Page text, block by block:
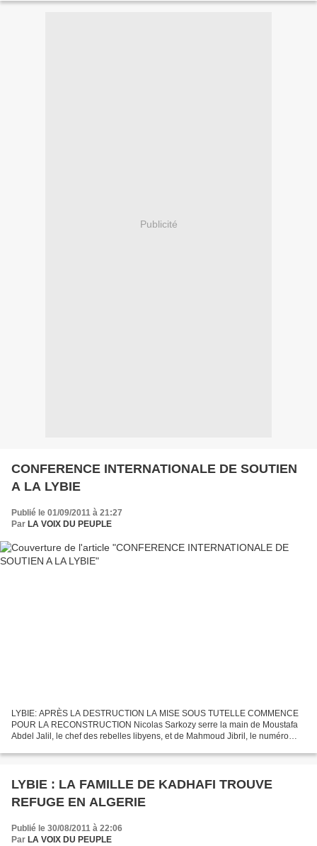
Monsieur...
Publicité
CONFERENCE INTERNATIONALE DE SOUTIEN
A LA LYBIE
Publié le 01/09/2011 à 21:27
Par LA VOIX DU PEUPLE
LYBIE: APRÈS LA DESTRUCTION LA MISE SOUS TUTELLE COMMENCE
POUR LA RECONSTRUCTION Nicolas Sarkozy serre la main de Moustafa
Abdel Jalil, le chef des rebelles libyens, et de Mahmoud Jibril, le numéro
LYBIE : LA FAMILLE DE KADHAFI TROUVE
REFUGE EN ALGERIE
Publié le 30/08/2011 à 22:06
Par LA VOIX DU PEUPLE